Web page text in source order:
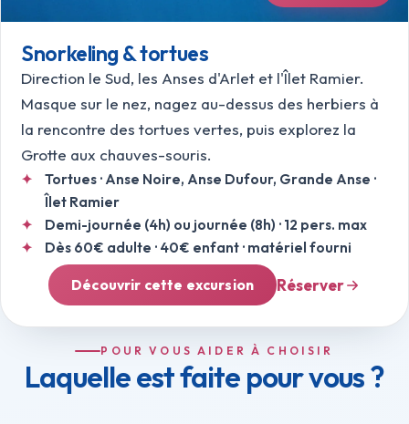
Snorkeling & tortues
Direction le Sud, les Anses d'Arlet et l'Îlet Ramier.
Masque sur le nez, nagez au-dessus des herbiers à
la rencontre des tortues vertes, puis explorez la
Grotte aux chauves-souris.
Tortues · Anse Noire, Anse Dufour, Grande Anse ·
Îlet Ramier
Demi-journée (4h) ou journée (8h) · 12 pers. max
Dès 60€ adulte · 40€ enfant · matériel fourni
Découvrir cette excursion Réserver
POUR VOUS AIDER À CHOISIR
Laquelle est faite pour vous ?